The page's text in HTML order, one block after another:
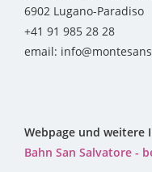
6902 Lugano-Paradiso
+41 91 985 28 28
email:
Webpage und weitere
Bahn San Salvatore -